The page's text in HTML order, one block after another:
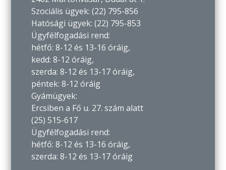
Szociális ügyek: (22) 795-856
Hatósági ügyek: (22) 795-853
Ügyfélfogadási rend:
hétfő: 8-12 és 13-16 óráig,
kedd: 8-12 óráig,
szerda: 8-12 és 13-17 óráig,
péntek: 8-12 óráig
Gyámügyek:
Ercsiben a Fő u. 27. szám alatt
(25) 515-617
Ügyfélfogadási rend:
hétfő: 8-12 és 13-16 óráig,
szerda: 8-12 és 13-17 óráig